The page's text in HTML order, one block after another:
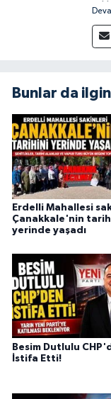
Bunlar da
Erdelli Mahallesi
Çanakkale'nin
yerinde yaşadı
Besim Dutlulu
İstifa Etti!